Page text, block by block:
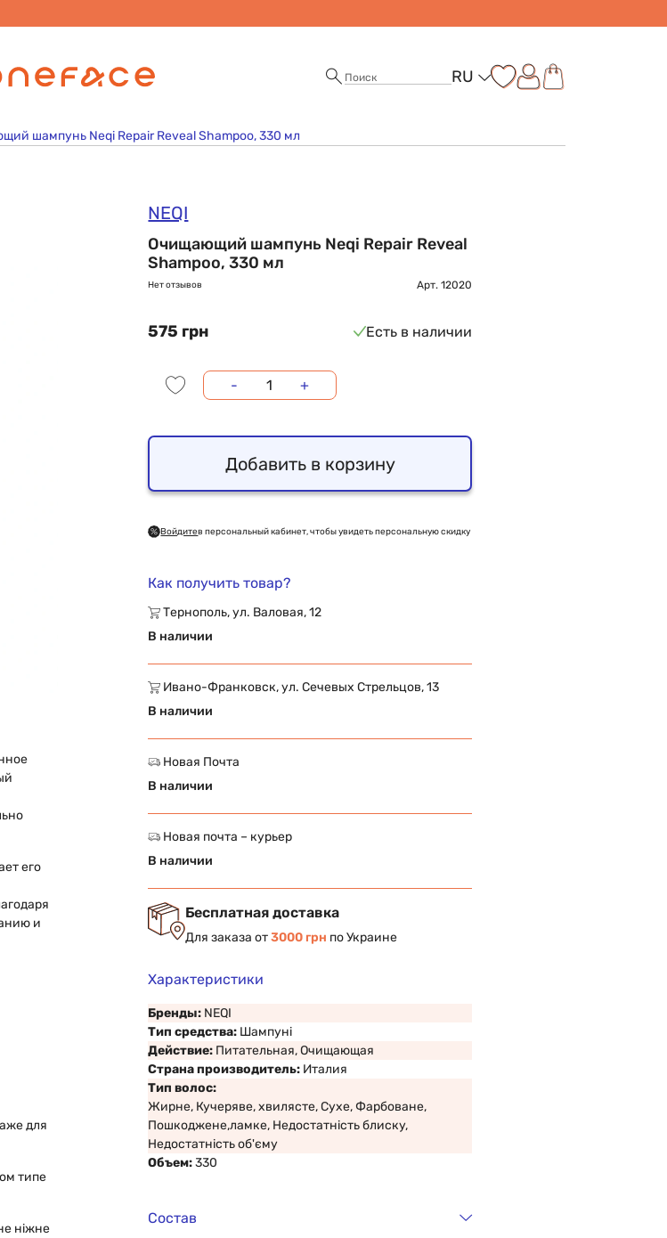
RU
шампунь Neqi Repair Reveal Shampoo, 330 мл
его
и
для
типе
ніжне
NEQI
Очищающий шампунь Neqi Repair Reveal
Shampoo, 330 мл
Нет отзывов Арт. 12020
575 грн Есть в наличии
- +
Добавить в корзину
Войдитев персональный кабинет, чтобы увидеть персональную скидку
Как получить товар?
Тернополь, ул. Валовая, 12
В наличии
Ивано-Франковск, ул. Сечевых Стрельцов, 13
В наличии
Новая Почта
В наличии
Новая почта – курьер
В наличии
Бесплатная доставка
Для заказа от3000 грн по Украине
Характеристики
Бренды: NEQI
Тип средства: Шампуні
Действие: Питательная, Очищающая
Страна производитель: Италия
Тип волос:
Жирне, Кучеряве, хвилясте, Сухе, Фарбоване,
Пошкоджене,ламке, Недостатність блиску,
Недостатність об'єму
Объем:330
Состав